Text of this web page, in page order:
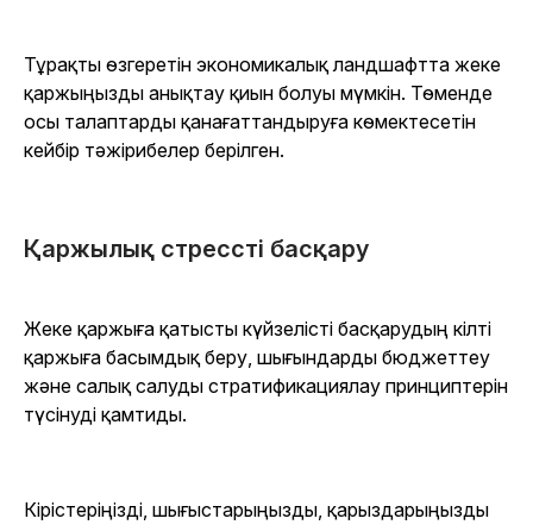
Тұрақты өзгеретін экономикалық ландшафтта жеке
қаржыңызды анықтау қиын болуы мүмкін. Төменде
осы талаптарды қанағаттандыруға көмектесетін
кейбір тәжірибелер берілген.
Қаржылық стрессті басқару
Жеке қаржыға қатысты күйзелісті басқарудың кілті
қаржыға басымдық беру, шығындарды бюджеттеу
және салық салуды стратификациялау принциптерін
түсінуді қамтиды.
Кірістеріңізді, шығыстарыңызды, қарыздарыңызды